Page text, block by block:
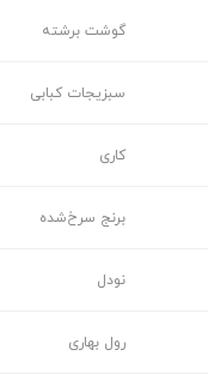
گوشت برشته
سبزیجات کبابی
کاری
برنج سرخ‌شده
نودل
رول بهاری